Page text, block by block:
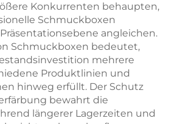
Konkurrenten behaupten,
Schmuckboxen
angleichen.
Schmuckboxen bedeutet,
mehrere
Produktlinien und
hinweg erfüllt. Der Schutz
bewahrt die
längerer Lagerzeiten und